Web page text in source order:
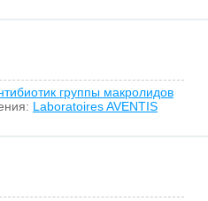
группы макролидов
Laboratoires AVENTIS